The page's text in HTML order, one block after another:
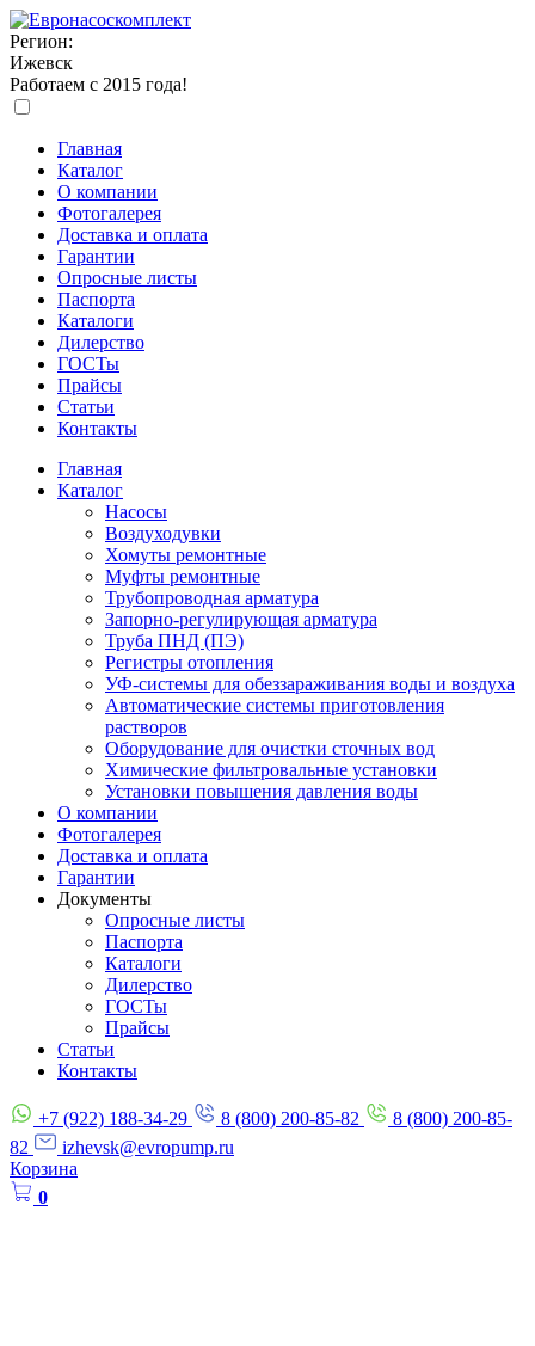
Регион:
Ижевск
Работаем с 2015 года!
Главная
Каталог
О компании
Фотогалерея
Доставка и оплата
Гарантии
Опросные листы
Паспорта
Каталоги
Дилерство
ГОСТы
Прайсы
Статьи
Контакты
Главная
Каталог
Насосы
Воздуходувки
Хомуты ремонтные
Муфты ремонтные
Трубопроводная арматура
Запорно-регулирующая арматура
Труба ПНД (ПЭ)
Регистры отопления
УФ-системы для обеззараживания воды и воздуха
Автоматические системы приготовления
растворов
Оборудование для очистки сточных вод
Химические фильтровальные установки
Установки повышения давления воды
О компании
Фотогалерея
Доставка и оплата
Гарантии
Документы
Опросные листы
Паспорта
Каталоги
Дилерство
ГОСТы
Прайсы
Статьи
Контакты
+7 (922) 188-34-29 8 (800) 200-85-82
8 (800) 200-85-
82
izhevsk@evropump.ru
Корзина
0